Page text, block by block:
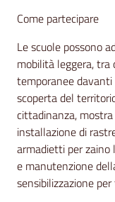
Come partecipare
Le scuole possono
mobilità leggera, tra
temporanee
scoperta del
cittadinanza,
installazione di
armadietti per zaino
e manutenzione
sensibilizzazione